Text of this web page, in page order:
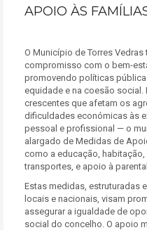
APOIO ÀS
O Município de Torres
compromisso com o bem-
promovendo políticas
equidade e na coesão
crescentes que afetam os
dificuldades económicas às
pessoal e profissional — o
alargado de Medidas de
como a educação, habitação,
transportes, e apoio à
Estas medidas, estruturadas
locais e nacionais, visam
assegurar a igualdade de
social do concelho. O apoio